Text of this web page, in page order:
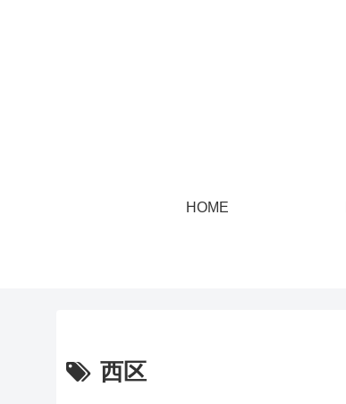
HOME
西区